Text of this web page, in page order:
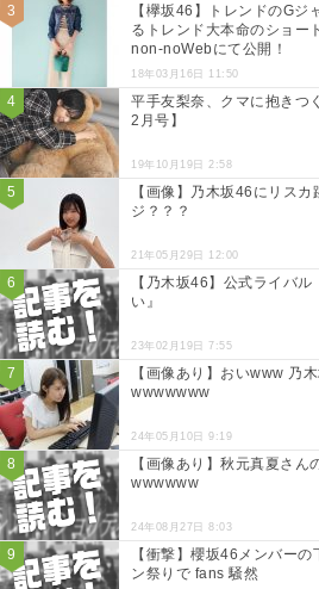
【欅坂46】トレンドのG
るトレンド大本命のショー
non-noWebにて公開！
18年03月16日 11:50
平手友梨奈、クマに抱きつ
2月号】
19年10月19日 2:58
【画像】乃木坂46にリス
ジ？？？
21年05月29日 12:00
【乃木坂46】公式ライバ
い』
23年02月19日 7:55
【画像あり】おいwww 乃
wwwwwww
24年05月10日 9:19
【画像あり】秋元真夏さ
wwwwww
24年08月27日 8:03
【衝撃】櫻坂46メンバー
ン祭りで fans 騒然